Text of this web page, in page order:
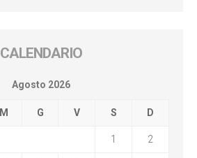
CALENDARIO
Agosto 2026
M G V S D
1 2